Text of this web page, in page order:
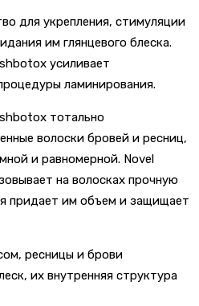
для укрепления, стимуляции
им глянцевого блеска.
усиливает
ламинирования.
тотально
волоски бровей и ресниц,
и равномерной. Novel
на волосках прочную
придает им объем и защищает
ресницы и брови
их внутренняя структура